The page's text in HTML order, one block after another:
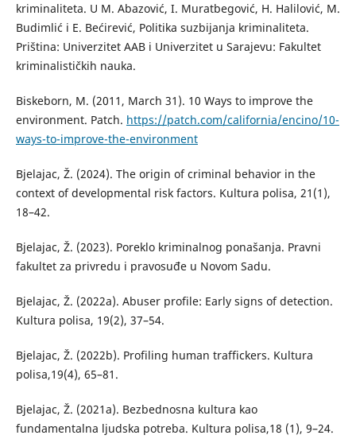
kriminaliteta. U M. Abazović, I. Muratbegović, H. Halilović, M.
Budimlić i E. Bećirević, Politika suzbijanja kriminaliteta.
Priština: Univerzitet AAB i Univerzitet u Sarajevu: Fakultet
kriminalističkih nauka.
Biskeborn, M. (2011, March 31). 10 Ways to improve the
environment. Patch. https://patch.com/california/encino/10-
ways-to-improve-the-environment
Bjelajac, Ž. (2024). The origin of criminal behavior in the
context of developmental risk factors. Kultura polisa, 21(1),
18–42.
Bjelajac, Ž. (2023). Poreklo kriminalnog ponašanja. Pravni
fakultet za privredu i pravosuđe u Novom Sadu.
Bjelajac, Ž. (2022a). Abuser profile: Early signs of detection.
Kultura polisa, 19(2), 37–54.
Bjelajac, Ž. (2022b). Profiling human traffickers. Kultura
polisa,19(4), 65–81.
Bjelajac, Ž. (2021a). Bezbednosna kultura kao
fundamentalna ljudska potreba. Kultura polisa,18 (1), 9–24.